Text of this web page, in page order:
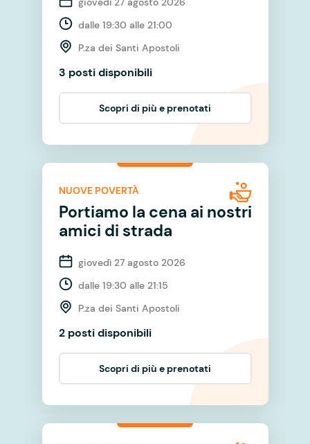
dalle 19:30 alle 21:00
P.za dei Santi Apostoli
3 posti disponibili
Scopri di più e prenotati
NUOVE POVERTÀ
Portiamo la cena ai nostri
amici di strada
giovedì 27 agosto 2026
dalle 19:30 alle 21:15
P.za dei Santi Apostoli
2 posti disponibili
Scopri di più e prenotati